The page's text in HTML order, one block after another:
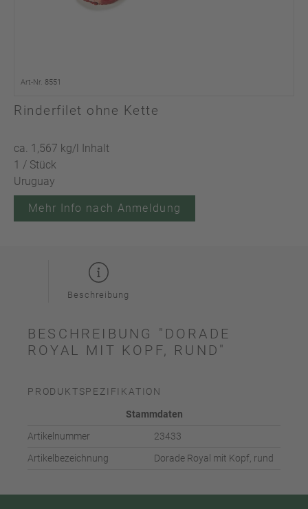
Art-Nr. 8551
Rinderfilet ohne Kette
ca. 1,567 kg/l Inhalt
1 / Stück
Uruguay
Mehr Info nach Anmeldung
Beschreibung
BESCHREIBUNG "DORADE
ROYAL MIT KOPF, RUND"
PRODUKTSPEZIFIKATION
Stammdaten
Artikelnummer
23433
Artikelbezeichnung
Dorade Royal mit Kopf, rund